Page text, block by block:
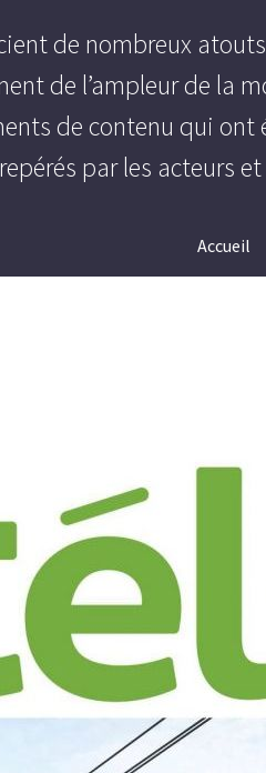
de nombreux
de l’ampleur de la
de contenu qui ont
par les acteurs
Accueil